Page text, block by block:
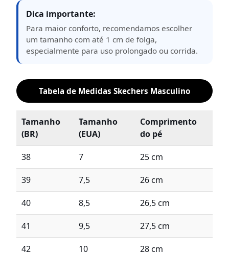
Dica importante:
Para maior conforto, recomendamos escolher
um tamanho com até 1 cm de folga,
especialmente para uso prolongado ou corrida.
Tabela de Medidas Skechers Masculino
Tamanho
(BR)
Tamanho
(EUA)
Comprimento
do pé
38 7 25 cm
39 7,5 26 cm
40 8,5 26,5 cm
41 9,5 27,5 cm
42 10 28 cm